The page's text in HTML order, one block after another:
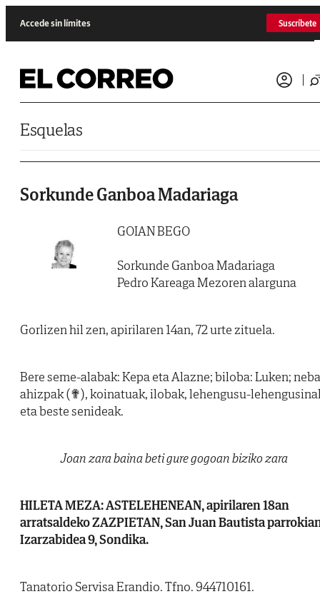
Accede sin límites Suscríbete
Esquelas
Sorkunde Ganboa Madariaga
GOIAN BEGO
Sorkunde Ganboa Madariaga
Pedro Kareaga Mezoren alarguna
Gorlizen hil zen, apirilaren 14an, 72 urte zituela.
Bere seme-alabak: Kepa eta Alazne; biloba: Luken;
ahizpak (✟), koinatuak, ilobak, lehengusu-
eta beste senideak.
Joan zara baina beti gure gogoan biziko zara
HILETA MEZA: ASTELEHENEAN, apirilaren 18an
arratsaldeko ZAZPIETAN, San Juan Bautista
Izarzabidea 9, Sondika.
Tanatorio Servisa Erandio. Tfno. 944710161.